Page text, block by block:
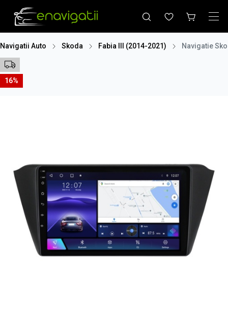
Navigatii Auto Skoda Fabia III (2014-2021) Navigatie
16%